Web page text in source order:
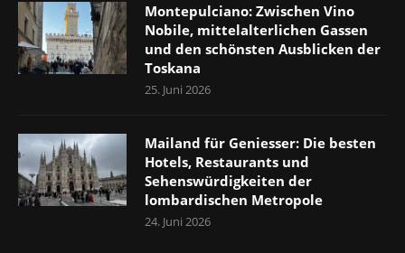
Montepulciano: Zwischen Vino
Nobile, mittelalterlichen Gassen
und den schönsten Ausblicken der
Toskana
25. Juni 2026
Mailand für Geniesser: Die besten
Hotels, Restaurants und
Sehenswürdigkeiten der
lombardischen Metropole
24. Juni 2026